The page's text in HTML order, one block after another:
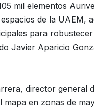
mil elementos
de la UAEM,
para
Javier Aparicio
director general
en zonas de